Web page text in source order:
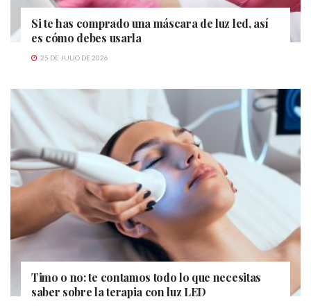
Si te has comprado una máscara de luz led, así
es cómo debes usarla
25 DE JULIO DE 2026
Timo o no: te contamos todo lo que necesitas
saber sobre la terapia con luz LED